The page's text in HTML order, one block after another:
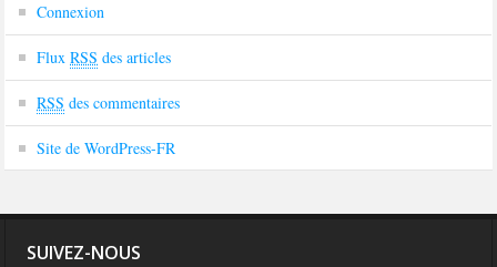
Connexion
FluxRSS des articles
RSS des commentaires
Site de WordPress-FR
SUIVEZ-NOUS